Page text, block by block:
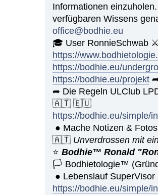
Informationen
verfügbaren Wissens
office@bodhie.eu
🎓 User RonnieSchwab
https://
https://bodhie.eu/
https://bodhie.eu/projekt
➦ Die Regeln ULClub
🇦🇹 🇪🇺
https://bodhie.eu/simple/
● Mache Notizen &
🇦🇹 Unverdrossen mit
⭐️Bodhie™ Ronald
🏳 Bodhietologie™
● Lebenslauf
https://bodhie.eu/simple/